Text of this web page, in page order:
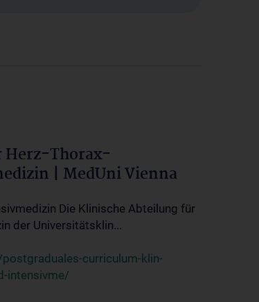
Herz-Thorax-
| MedUni Vienna
Die Klinische Abteilung für
der Universitätsklin...
curriculum-klin-
intensivme/